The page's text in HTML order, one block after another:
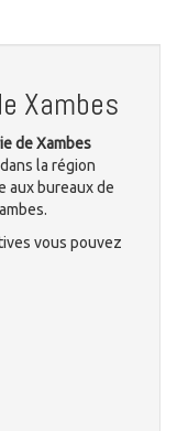
Xambes
de Xambes
la région
aux bureaux de
vous pouvez